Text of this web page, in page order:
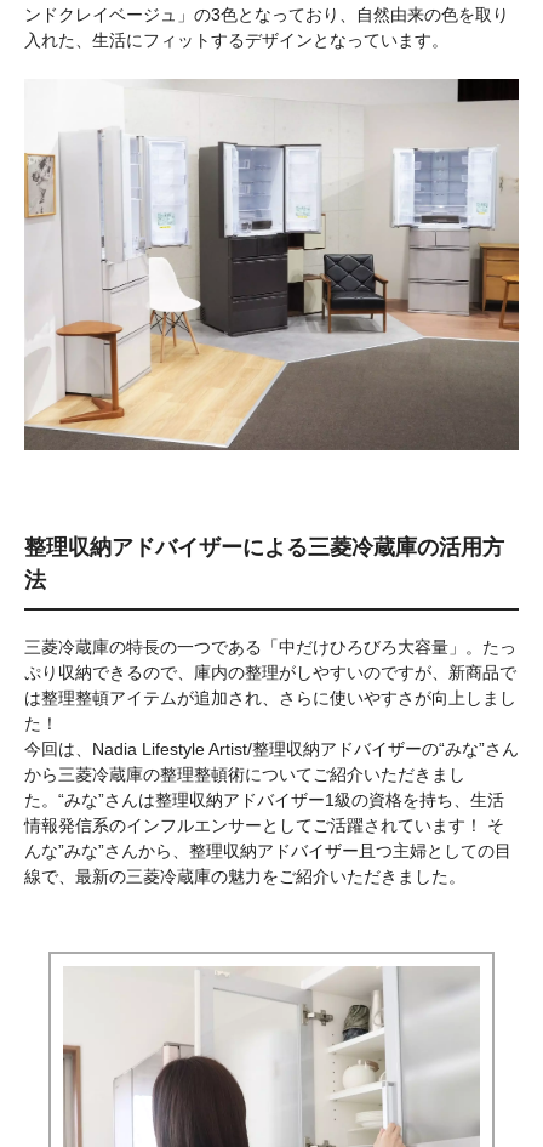
ンドクレイベージュ」の3色となっており、自然由来の色を取り
入れた、生活にフィットするデザインとなっています。
整理収納アドバイザーによる三菱冷蔵庫の活用方
法
三菱冷蔵庫の特長の一つである「中だけひろびろ大容量」。たっ
ぷり収納できるので、庫内の整理がしやすいのですが、新商品で
は整理整頓アイテムが追加され、さらに使いやすさが向上しまし
た！
今回は、Nadia Lifestyle Artist/整理収納アドバイザーの“みな”さん
から三菱冷蔵庫の整理整頓術についてご紹介いただきまし
た。“みな”さんは整理収納アドバイザー1級の資格を持ち、生活
情報発信系のインフルエンサーとしてご活躍されています！ そ
んな”みな”さんから、整理収納アドバイザー且つ主婦としての目
線で、最新の三菱冷蔵庫の魅力をご紹介いただきました。